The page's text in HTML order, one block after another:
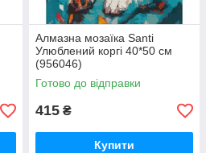
Алмазна мозаїка Santi
Улюблений коргі 40*50 см
(956046)
Готово до відправки
415 ₴
Купити